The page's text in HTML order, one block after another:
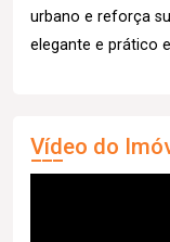
urbano e reforça
elegante e prático
Vídeo do